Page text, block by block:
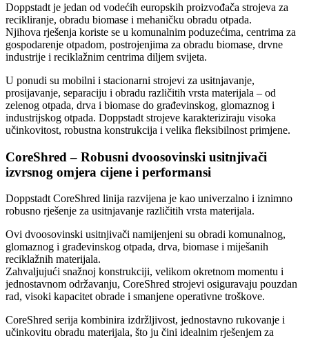
Doppstadt je jedan od vodećih europskih proizvođača strojeva za
recikliranje, obradu biomase i mehaničku obradu otpada.
Njihova rješenja koriste se u komunalnim poduzećima, centrima za
gospodarenje otpadom, postrojenjima za obradu biomase, drvne
industrije i reciklažnim centrima diljem svijeta.
U ponudi su mobilni i stacionarni strojevi za usitnjavanje,
prosijavanje, separaciju i obradu različitih vrsta materijala – od
zelenog otpada, drva i biomase do građevinskog, glomaznog i
industrijskog otpada. Doppstadt strojeve karakteriziraju visoka
učinkovitost, robustna konstrukcija i velika fleksibilnost primjene.
CoreShred – Robusni dvoosovinski usitnjivači
izvrsnog omjera cijene i performansi
Doppstadt CoreShred linija razvijena je kao univerzalno i iznimno
robusno rješenje za usitnjavanje različitih vrsta materijala.
Ovi dvoosovinski usitnjivači namijenjeni su obradi komunalnog,
glomaznog i građevinskog otpada, drva, biomase i miješanih
reciklažnih materijala.
Zahvaljujući snažnoj konstrukciji, velikom okretnom momentu i
jednostavnom održavanju, CoreShred strojevi osiguravaju pouzdan
rad, visoki kapacitet obrade i smanjene operativne troškove.
CoreShred serija kombinira izdržljivost, jednostavno rukovanje i
učinkovitu obradu materijala, što ju čini idealnim rješenjem za